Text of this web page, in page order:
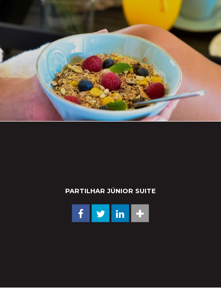
PARTILHAR JÚNIOR SUITE